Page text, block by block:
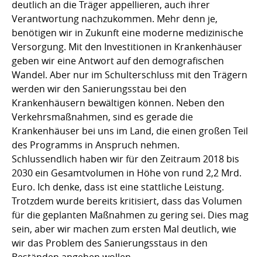
deutlich an die Träger appellieren, auch ihrer
Verantwortung nachzukommen. Mehr denn je,
benötigen wir in Zukunft eine moderne medizinische
Versorgung. Mit den Investitionen in Krankenhäuser
geben wir eine Antwort auf den demografischen
Wandel. Aber nur im Schulterschluss mit den Trägern
werden wir den Sanierungsstau bei den
Krankenhäusern bewältigen können. Neben den
Verkehrsmaßnahmen, sind es gerade die
Krankenhäuser bei uns im Land, die einen großen Teil
des Programms in Anspruch nehmen.
Schlussendlich haben wir für den Zeitraum 2018 bis
2030 ein Gesamtvolumen in Höhe von rund 2,2 Mrd.
Euro. Ich denke, dass ist eine stattliche Leistung.
Trotzdem wurde bereits kritisiert, dass das Volumen
für die geplanten Maßnahmen zu gering sei. Dies mag
sein, aber wir machen zum ersten Mal deutlich, wie
wir das Problem des Sanierungsstaus in den